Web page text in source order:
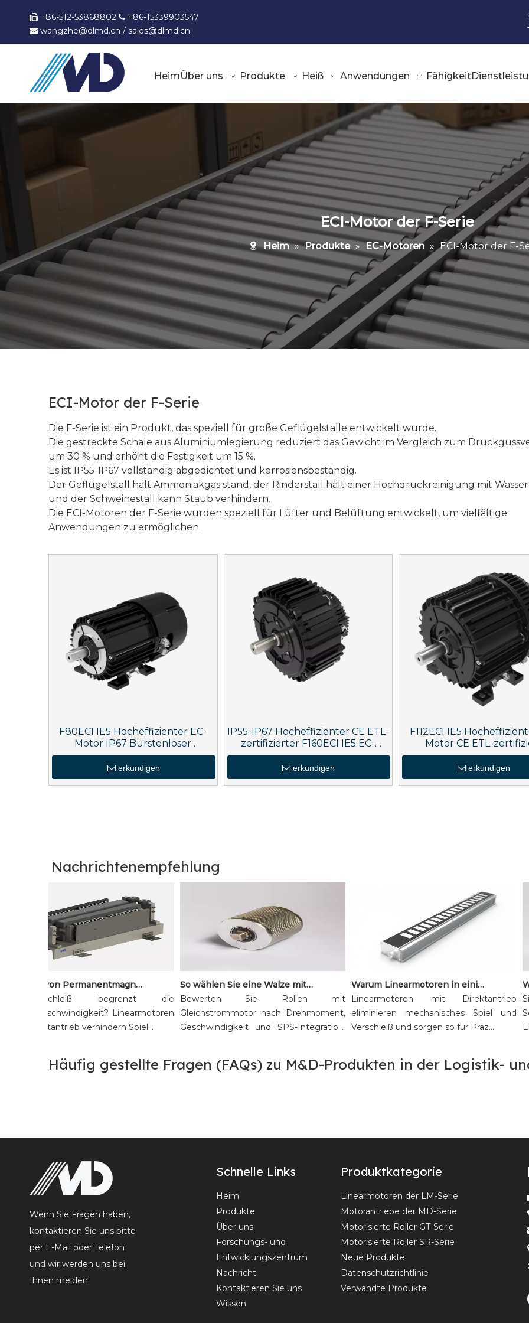
 +86-512-53868802  +86-15339903547
 wangzhe@dlmd.cn / sales@dlmd.cn
HeimÜber uns Produkte Heiß Anwendungen Fähigkeit
ECI-Motor der F-Serie
Heim » Produkte » EC-Motoren » ECI-Motor der F-
ECI-Motor der F-Serie
Die F-Serie ist ein Produkt, das speziell für große Geflügelställe entwickelt wurde.
Die gestreckte Schale aus Aluminiumlegierung reduziert das Gewicht im Vergleich zum
um 30 % und erhöht die Festigkeit um 15 %.
Es ist IP55-IP67 vollständig abgedichtet und korrosionsbeständig.
Der Geflügelstall hält Ammoniakgas stand, der Rinderstall hält einer Hochdruckreinigung mit Wasser
und der Schweinestall kann Staub verhindern.
Die ECI-Motoren der F-Serie wurden speziell für Lüfter und Belüftung entwickelt, um vielfältige
Anwendungen zu ermöglichen.
F80ECI IE5 Hocheffizienter EC-
Motor IP67 Bürstenloser
Gleichstrommotor
erkundigen
IP55-IP67 Hocheffizienter CE ETL-
zertifizierter F160ECI IE5 EC-
Motor
erkundigen
F112ECI IE5
Motor CE ETL-
erkundigen
Nachrichtenempfehlung
Vorteile von Permanentmagnet-Linearmotoren für Hochgeschwindigkeitssortiersysteme
Bandverschleiß begrenzt die
Sortiergeschwindigkeit? Linearmotoren
mit Direktantrieb verhindern Spiel...
So wählen Sie eine Walze mit Gleichstrommotor für die Sortier- und Förderautomatisierung aus
Bewerten Sie Rollen mit
Gleichstrommotor nach Drehmoment,
Geschwindigkeit und SPS-Integration.
Warum Linearmotoren in einigen Systemen die mechanische Übertragung ersetzen
Linearmotoren mit Direktantrieb
eliminieren mechanisches Spiel und
Verschleiß und sorgen so für Präz...
Häufig gestellte Fragen (FAQs) zu M&D-Produkten in der Logistik-
Wenn Sie Fragen haben,
kontaktieren Sie uns bitte
per E-Mail oder Telefon
und wir werden uns bei
Ihnen melden.
Schnelle Links
Heim
Produkte
Über uns
Forschungs- und
Entwicklungszentrum
Nachricht
Kontaktieren Sie uns
Wissen
Produktkategorie
Linearmotoren der LM-Serie
Motorantriebe der MD-Serie
Motorisierte Roller GT-Serie
Motorisierte Roller SR-Serie
Neue Produkte
Datenschutzrichtlinie
Verwandte Produkte